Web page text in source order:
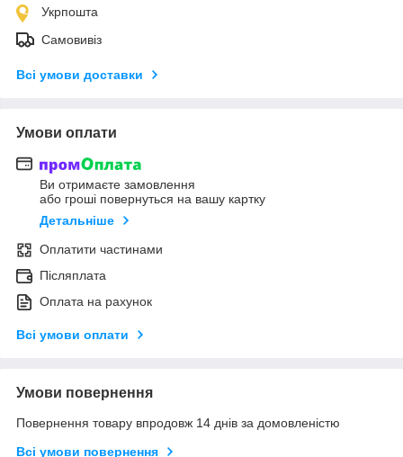
Укрпошта
Самовивіз
Всі умови доставки
Умови оплати
Ви отримаєте замовлення
або гроші повернуться на вашу картку
Детальніше
Оплатити частинами
Післяплата
Оплата на рахунок
Всі умови оплати
Умови повернення
Повернення товару впродовж 14 днів за домовленістю
Всі умови повернення